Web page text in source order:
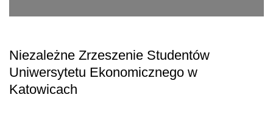
Niezależne Zrzeszenie Studentów
Uniwersytetu Ekonomicznego w
Katowicach